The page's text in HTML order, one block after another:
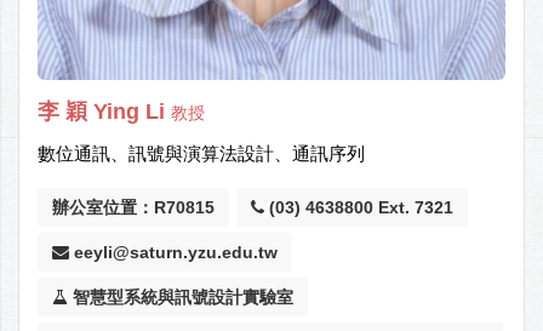
李 穎 Ying Li 教授
數位通訊、訊號與演算法設計、通訊序列
辦公室位置：R70815 (03) 4638800 Ext. 7321
eeyli@saturn.yzu.edu.tw
智慧型系統與訊號設計實驗室